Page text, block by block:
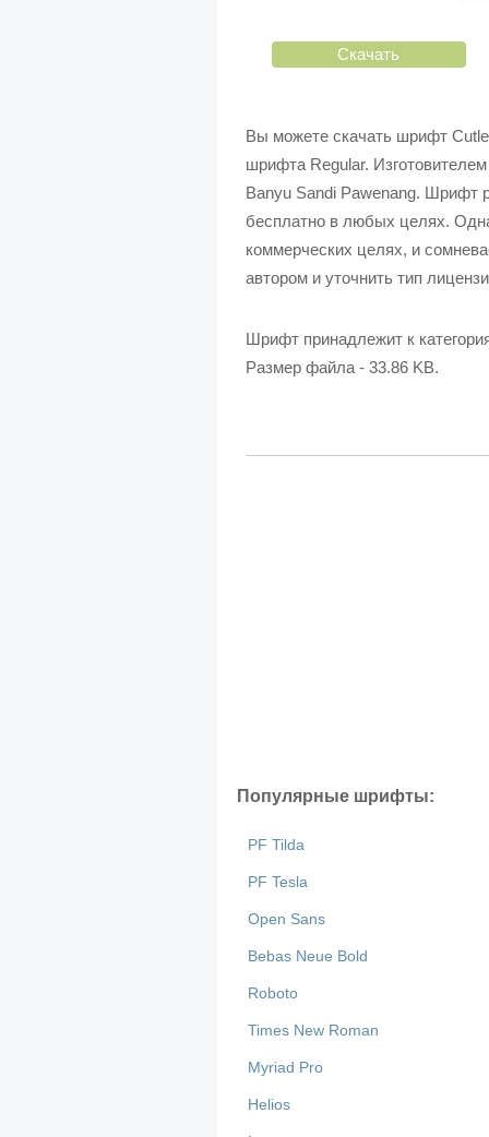
Скачать
Вы можете скачать шрифт
шрифта Regular.
Banyu Sandi Pawenang. Шрифт
бесплатно в любых целях.
коммерческих целях, и
автором и уточнить тип
Шрифт принадлежит к
Размер файла - 33.86 KB.
Популярные шрифты:
PF Tilda
PF Tesla
Open Sans
Bebas Neue Bold
Roboto
Times New Roman
Myriad Pro
Helios